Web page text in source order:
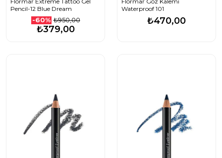
Pencil-12 Blue Dream
-60% ₺950,00
₺379,00
Waterproof 101
₺470,00